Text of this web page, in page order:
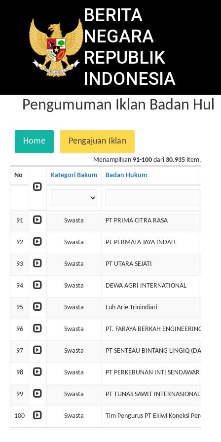
BERITA
NEGARA
REPUBLIK
INDONESIA
Pengumuman Iklan Badan
Home Pengajuan Iklan
Menampilkan 91-100 dari 30.935 item.
No Kategori Bakum Badan Hukum
91 Swasta PT PRIMA CITRA RASA
92 Swasta PT PERMATA JAYA INDAH
93 Swasta PT UTARA SEJATI
94 Swasta DEWA AGRI INTERNATIONAL
95 Swasta Luh Arie Trinindiari
96 Swasta PT. FARAYA BERKAH ENGINEERING
97 Swasta PT SENTEAU BINTANG LINGIQ (DALAM
98 Swasta PT PERKEBUNAN INTI SENDAWAR
99 Swasta PT TUNAS SAWIT INTERNASIONAL
100 Swasta Tim Pengurus PT Ekiwi Koneksi